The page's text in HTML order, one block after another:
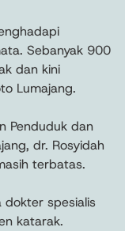
Sebanyak 900
dan kini
Lumajang.
Penduduk dan
dr. Rosyidah
terbatas.
spesialis
katarak.